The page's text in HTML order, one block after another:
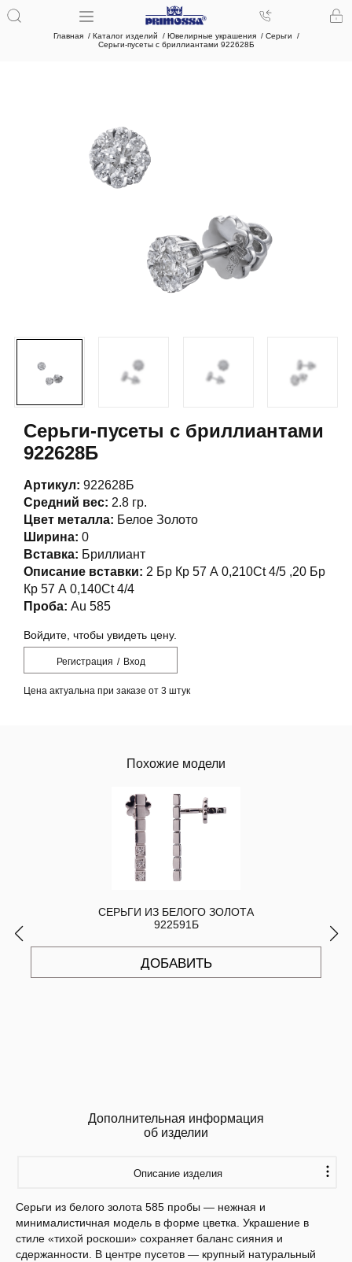
Главная Каталог изделий Ювелирные украшения
Серьги
Серьги-пусеты с бриллиантами 922628Б
Серьги-пусеты с бриллиантами
922628Б
Артикул: 922628Б
Средний вес: 2.8 гр.
Цвет металла: Белое Золото
Ширина: 0
Вставка: Бриллиант
Описание вставки: 2 Бр Кр 57 А 0,210Ct 4/5 ,20 Бр
Кр 57 А 0,140Ct 4/4
Проба: Au 585
Войдите, чтобы увидеть цену.
Регистрация / Вход
Цена актуальна при заказе от 3 штук
Похожие модели
СЕРЬГИ ИЗ БЕЛОГО ЗОЛОТА
922591Б
ДОБАВИТЬ
Дополнительная информация
об изделии
Описание изделия
Серьги из белого золота 585 пробы — нежная и
минималистичная модель в форме цветка. Украшение в
стиле «тихой роскоши» сохраняет баланс сияния и
сдержанности. В центре пусетов — крупный натуральный